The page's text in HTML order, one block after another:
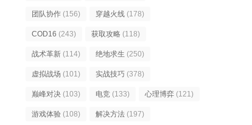
团队协作 (156) 穿越火线 (178)
COD16 (243) 获取攻略 (118)
战术革新 (114) 绝地求生 (250)
虚拟战场 (101) 实战技巧 (378)
巅峰对决 (103) 电竞 (133) 心理博弈 (121)
游戏体验 (108) 解决方法 (197)